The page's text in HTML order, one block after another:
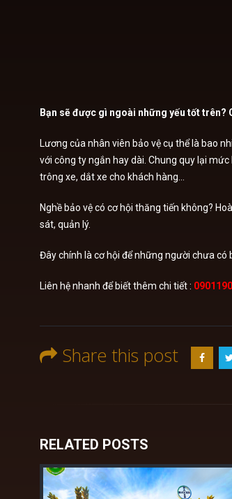
Bạn sẽ được gì ngoài những yếu tốt trên?
Lương của nhân viên bảo vệ cụ thể là bao
với công ty ngắn hay dài. Chung quy lại
trông xe, dắt xe cho khách hàng…
Nghề bảo vệ có cơ hội thăng tiến không?
sát, quản lý.
Đây chính là cơ hội để những người chưa
Liên hệ nhanh để biết thêm chi tiết :
Share this post
RELATED POSTS